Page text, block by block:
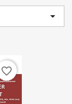

favorite_border